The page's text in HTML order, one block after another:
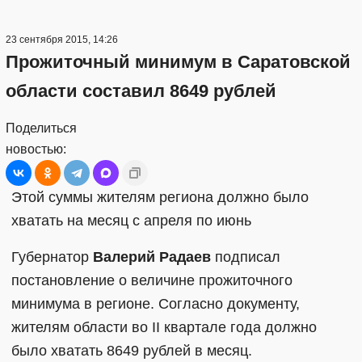
23 сентября 2015, 14:26
Прожиточный минимум в Саратовской
области составил 8649 рублей
Поделиться
новостью:
Этой суммы жителям региона должно было
хватать на месяц с апреля по июнь
Губернатор Валерий Радаев подписал
постановление о величине прожиточного
минимума в регионе. Согласно документу,
жителям области во II квартале года должно
было хватать 8649 рублей в месяц.